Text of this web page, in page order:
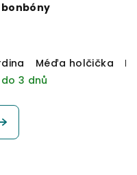
Méďa holčička
3 dnů